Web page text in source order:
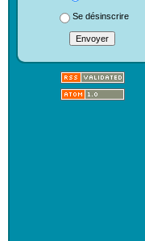
Se désinscrire